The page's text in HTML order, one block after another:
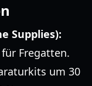
Supplies):
Fregatten.
um 30